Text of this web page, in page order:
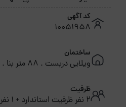
کد آگهی
10051958
ساختمان
ویلایی دربست . 88 متر بنا . 1 اتاق
ظرفیت
2 نفر ظرفیت استاندارد + 1 نفر اضافه